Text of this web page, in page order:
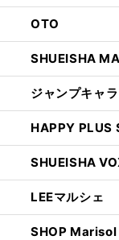
OTO
SHUEISHA
ジャンプキャ
HAPPY PLUS
SHUEISHA
LEEマルシェ
SHOP Marisol